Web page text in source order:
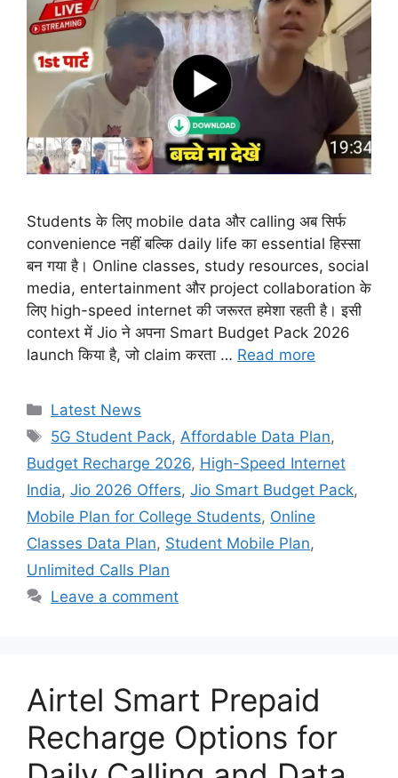
Students के लिए mobile data और calling अब सिर्फ
convenience नहीं बल्कि daily life का essential हिस्सा
बन गया है। Online classes, study resources, social
media, entertainment और project collaboration के
लिए high-speed internet की जरूरत हमेशा रहती है। इसी
context में Jio ने अपना Smart Budget Pack 2026
launch किया है, जो claim करता … Read more
Categories
Latest News
Tags
5G Student Pack, Affordable Data Plan,
Budget Recharge 2026, High-Speed Internet
India, Jio 2026 Offers, Jio Smart Budget Pack,
Mobile Plan for College Students, Online
Classes Data Plan, Student Mobile Plan,
Unlimited Calls Plan
Leave a comment
Airtel Smart Prepaid
Recharge Options for